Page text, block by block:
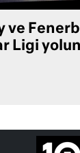
ve
Ligi